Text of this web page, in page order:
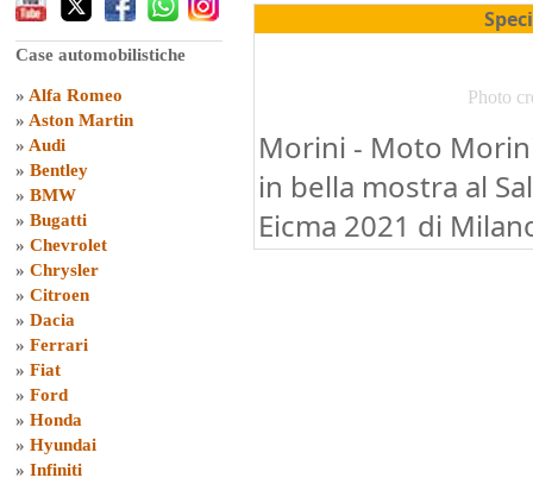
Case automobilistiche
» Alfa Romeo
» Aston Martin
» Audi
» Bentley
» BMW
» Bugatti
» Chevrolet
» Chrysler
» Citroen
» Dacia
» Ferrari
» Fiat
» Ford
» Honda
» Hyundai
» Infiniti
Photo
Morini - Moto
in bella mostra al
Eicma 2021 di